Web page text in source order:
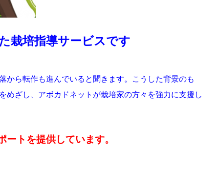
栽培指導サービスです
から転作も進んでいると聞きます。こうした背景のも
ざし、アボカドネットが栽培家の方々を強力に支援し
トを提供しています。